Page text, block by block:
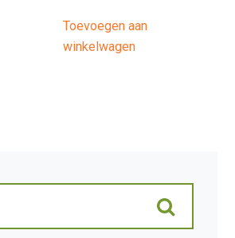
Toevoegen aan
winkelwagen